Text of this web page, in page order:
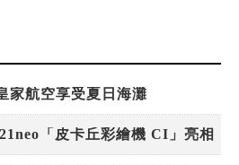
家航空享受夏日海灘
「皮卡丘彩繪機 CI」亮相